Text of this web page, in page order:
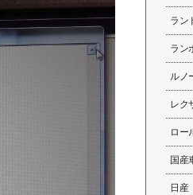
ラン
ラン
ルノ
レク
ロー
国産
日産